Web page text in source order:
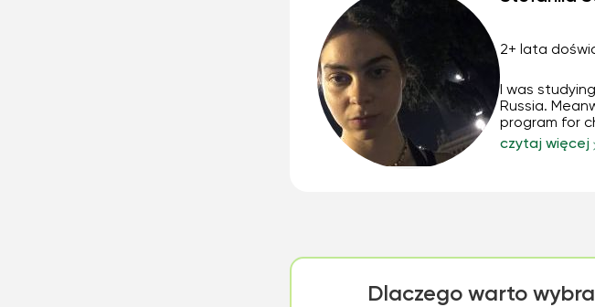
2+ lata
I was
Russia.
program for
Dance
czytaj więcej
Dlaczego warto